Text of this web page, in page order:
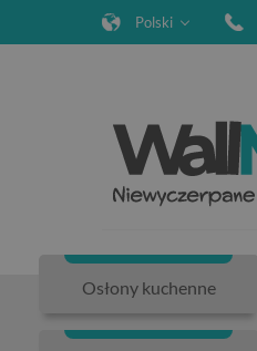
Polski
Osłony kuchenne